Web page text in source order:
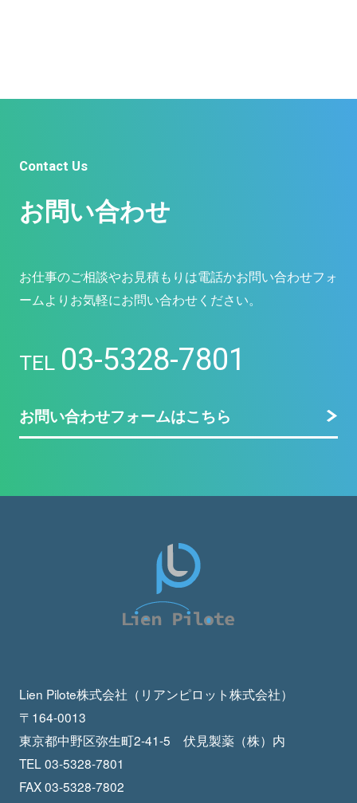
Contact Us
お問い合わせ
お仕事のご相談やお見積もりは電話かお問い合わせフォ
ームよりお気軽にお問い合わせください。
TEL 03-5328-7801
お問い合わせフォームはこちら
Lien Pilote株式会社（リアンピロット株式会社）
〒164-0013
東京都中野区弥生町2-41-5 伏見製薬（株）内
TEL 03-5328-7801
FAX 03-5328-7802